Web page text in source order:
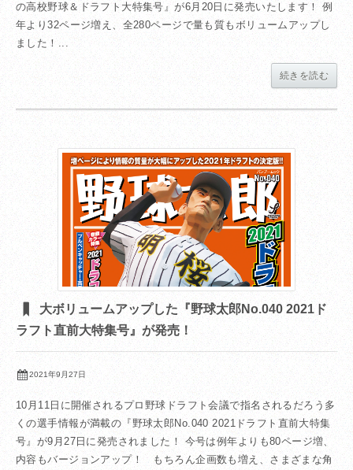
の高校野球＆ドラフト大特集号』が6月20日に発売いたします！ 例
年より32ページ増え、全280ページで量も質もボリュームアップし
ました！...
続きを読む
大ボリュームアップした『野球太郎No.040 2021ド
ラフト直前大特集号』が発売！
2021年9月27日
10月11日に開催されるプロ野球ドラフト会議で指名されるだろう多
くの選手情報が満載の『野球太郎No.040 2021ドラフト直前大特集
号』が9月27日に発売されました！ 今号は例年よりも80ページ増、
内容もバージョンアップ！ もちろん企画数も増え、さまざまな角